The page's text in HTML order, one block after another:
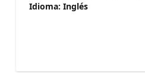
Idioma: Inglés